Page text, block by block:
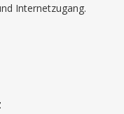
Internetzugang.